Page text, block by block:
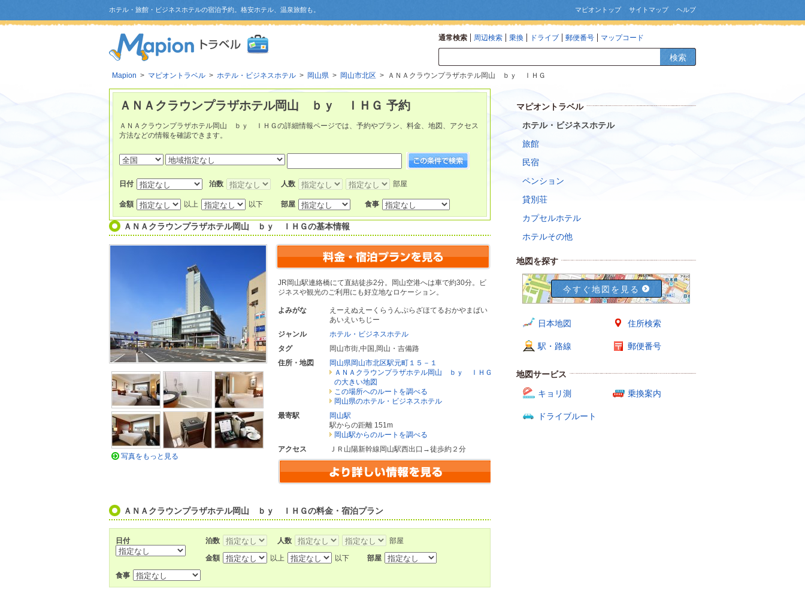
マピオントップ サイトマップ ヘルプ
ホテル・旅館・ビジネスホテルの宿泊予約。格安ホテル、温泉旅館も。
通常検索 周辺検索 乗換 ドライブ 郵便番号 マップコード
検索
Mapion > マピオントラベル > ホテル・ビジネスホテル > 岡山県 > 岡山市北区 > ＡＮＡクラウンプラザホテル岡山 ｂｙ ＩＨＧ
ＡＮＡクラウンプラザホテル岡山 ｂｙ ＩＨＧ 予約
ＡＮＡクラウンプラザホテル岡山 ｂｙ ＩＨＧの詳細情報ページでは、予約やプラン、料金、地図、アクセス
方法などの情報を確認できます。
日付 泊数 人数 部屋
金額 以上 以下 部屋 食事
ＡＮＡクラウンプラザホテル岡山 ｂｙ ＩＨＧの基本情報
JR岡山駅連絡橋にて直結徒歩2分。岡山空港へは車で約30分。ビ
ジネスや観光のご利用にも好立地なロケーション。
よみがな
えーえぬえーくらうんぷらざほてるおかやまばい
あいえいちじー
ジャンル
ホテル・ビジネスホテル
タグ
岡山市街,中国 ,岡山・吉備路
住所・地図
岡山県岡山市北区駅元町１５－１
ＡＮＡクラウンプラザホテル岡山 ｂｙ ＩＨＧ
の大きい地図
この場所へのルートを調べる
岡山県のホテル・ビジネスホテル
最寄駅
岡山駅
駅からの距離 151m
岡山駅からのルートを調べる
アクセス
ＪＲ山陽新幹線岡山駅西出口→徒歩約２分
写真をもっと見る
ＡＮＡクラウンプラザホテル岡山 ｂｙ ＩＨＧの料金・宿泊プラン
日付 泊数 人数 部屋
金額 以上 以下 部屋
食事
マピオントラベル
ホテル・ビジネスホテル
旅館
民宿
ペンション
貸別荘
カプセルホテル
ホテルその他
地図を探す
今すぐ地図を見る
日本地図 住所検索
駅・路線 郵便番号
地図サービス
キョリ測
乗換案内
ドライブルート